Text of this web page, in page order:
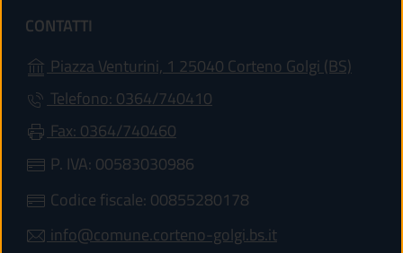
CONTATTI
Piazza Venturini, 1 25040 Corteno Golgi (BS)
Telefono: 0364/740410
Fax: 0364/740460
P. IVA: 00583030986
Codice fiscale: 00855280178
info@comune.corteno-golgi.bs.it